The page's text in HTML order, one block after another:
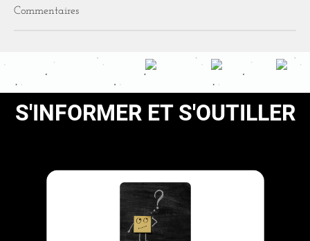
Commentaires
S'INFORMER ET S'OUTILLER